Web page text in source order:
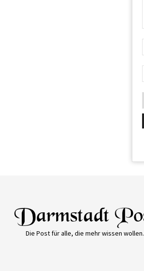
Die Post für alle, die mehr wissen wollen.